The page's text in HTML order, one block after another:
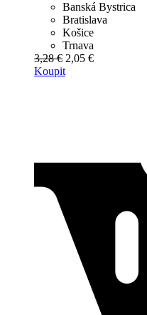
Banská Bystrica
Bratislava
Košice
Trnava
3,28 € 2,05 €
Koupit